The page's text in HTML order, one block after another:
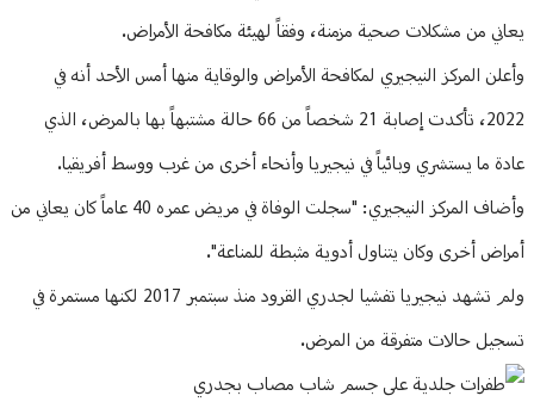
يعاني من مشكلات صحية مزمنة، وفقاً لهيئة مكافحة الأمراض.
وأعلن المركز النيجيري لمكافحة الأمراض والوقاية منها أمس الأحد أنه في
2022، تأكدت إصابة 21 شخصاً من 66 حالة مشتبهاً بها بالمرض، الذي
عادة ما يستشري وبائياً في نيجيريا وأنحاء أخرى من غرب ووسط أفريقيا.
وأضاف المركز النيجيري: "سجلت الوفاة في مريض عمره 40 عاماً كان يعاني من
أمراض أخرى وكان يتناول أدوية مثبطة للمناعة".
ولم تشهد نيجيريا تفشيا لجدري القرود منذ سبتمبر 2017 لكنها مستمرة في
تسجيل حالات متفرقة من المرض.